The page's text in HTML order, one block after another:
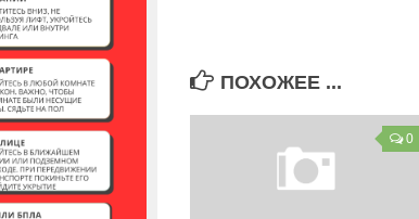
ПОХОЖЕЕ ...
0